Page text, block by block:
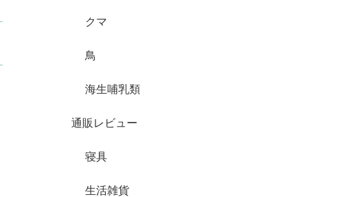
クマ
鳥
海生哺乳類
通販レビュー
寝具
生活雑貨